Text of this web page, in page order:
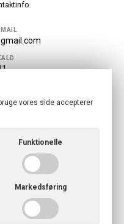
IF
vores side accepterer
Funktionelle
Markedsføring